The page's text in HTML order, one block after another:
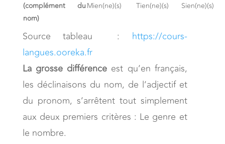
(complément du
nom)
Mien(ne)(s) Tien(ne)(s) Sien(ne)(s)
Source tableau : https://cours-
langues.ooreka.fr
La grosse différence est qu’en français,
les déclinaisons du nom, de l’adjectif et
du pronom, s’arrêtent tout simplement
aux deux premiers critères : Le genre et
le nombre.